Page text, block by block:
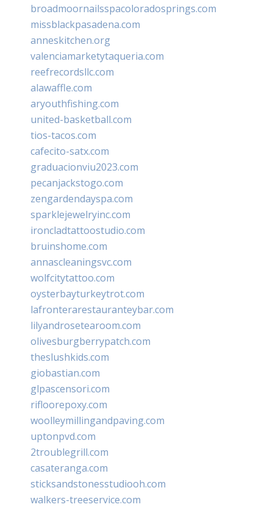
broadmoornailsspacoloradosprings.com
missblackpasadena.com
anneskitchen.org
valenciamarketytaqueria.com
reefrecordsllc.com
alawaffle.com
aryouthfishing.com
united-basketball.com
tios-tacos.com
cafecito-satx.com
graduacionviu2023.com
pecanjackstogo.com
zengardendayspa.com
sparklejewelryinc.com
ironcladtattoostudio.com
bruinshome.com
annascleaningsvc.com
wolfcitytattoo.com
oysterbayturkeytrot.com
lafronterarestauranteybar.com
lilyandrosetearoom.com
olivesburgberrypatch.com
theslushkids.com
giobastian.com
glpascensori.com
rifloorepoxy.com
woolleymillingandpaving.com
uptonpvd.com
2troublegrill.com
casateranga.com
sticksandstonesstudiooh.com
walkers-treeservice.com